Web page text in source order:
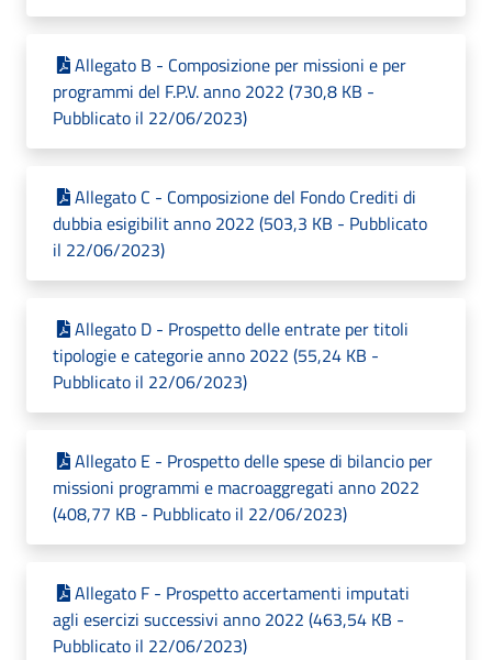
Allegato B - Composizione per missioni e per
programmi del F.P.V. anno 2022 (730,8 KB -
Pubblicato il 22/06/2023)
Allegato C - Composizione del Fondo Crediti di
dubbia esigibilit anno 2022 (503,3 KB - Pubblicato
il 22/06/2023)
Allegato D - Prospetto delle entrate per titoli
tipologie e categorie anno 2022 (55,24 KB -
Pubblicato il 22/06/2023)
Allegato E - Prospetto delle spese di bilancio per
missioni programmi e macroaggregati anno 2022
(408,77 KB - Pubblicato il 22/06/2023)
Allegato F - Prospetto accertamenti imputati
agli esercizi successivi anno 2022 (463,54 KB -
Pubblicato il 22/06/2023)